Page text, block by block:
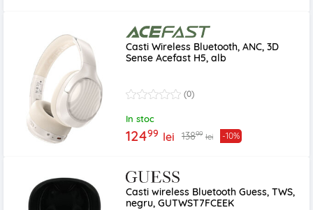
Casti Wireless Bluetooth, ANC, 3D
Sense Acefast H5, alb
(0)
In stoc
12499 lei 13899 lei -10%
Casti wireless Bluetooth Guess, TWS,
negru, GUTWST7FCEEK